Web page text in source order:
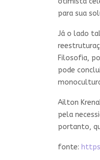
para sua
Já o lado
Filosofia,
pode
Ailton
pela
portanto,
fonte: